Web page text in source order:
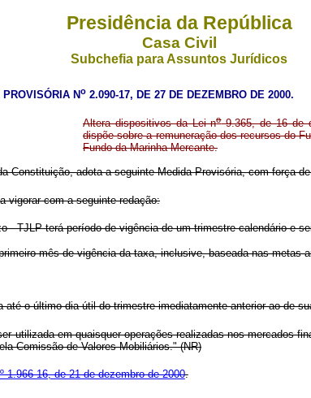
Presidência da República
Casa Civil
Subchefia para Assuntos Jurídicos
PROVISÓRIA No2.090-17, DE 27 DE DEZEMBRO DE 2000.
Altera dispositivos da Lei no9.365, de 16 de
dispõe sobre a remuneração dos recursos do
Fundo da Marinha Mercante.
Constituição, adota a seguinte Medida Provisória, com força
vigorar com a seguinte redação:
- TJLP terá período de vigência de um trimestre-calendário e
mês de vigência da taxa, inclusive, baseada nas metas
o último dia útil do trimestre imediatamente anterior ao de
em quaisquer operações realizadas nos mercados
Comissão de Valores Mobiliários." (NR)
1.966-16, de 21 de dezembro de 2000.